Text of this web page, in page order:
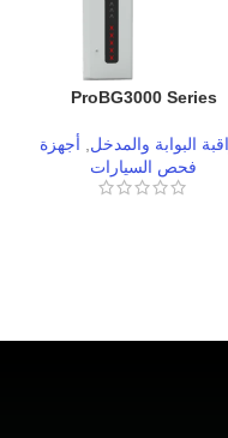
ProBG3000 Series
البوابة والمدخل
أجهزة
فحص السيارات